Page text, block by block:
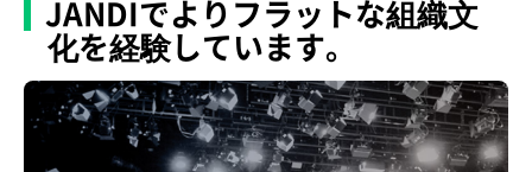
JANDIでよりフラットな組織文
化を経験しています。